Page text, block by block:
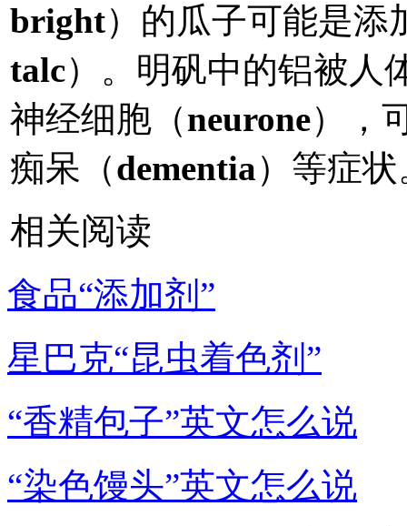
bright）的瓜子可能是添
talc）。明矾中的铝被人
神经细胞（neurone），
痴呆（dementia）等症状
相关阅读
食品“添加剂”
星巴克“昆虫着色剂”
“香精包子”英文怎么说
“染色馒头”英文怎么说